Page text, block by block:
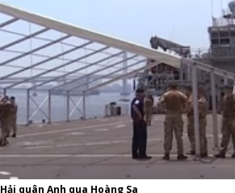
Hải quân Anh qua Hoàng Sa